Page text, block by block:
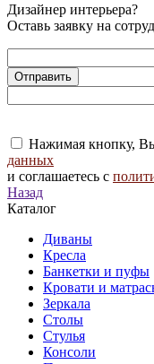
Дизайнер интерьера?
Оставь заявку на
Нажимая кнопку,
данных
и соглашаетесь с
Назад
Каталог
Диваны
Кресла
Банкетки и пуфы
Кровати и
Зеркала
Столы
Стулья
Консоли